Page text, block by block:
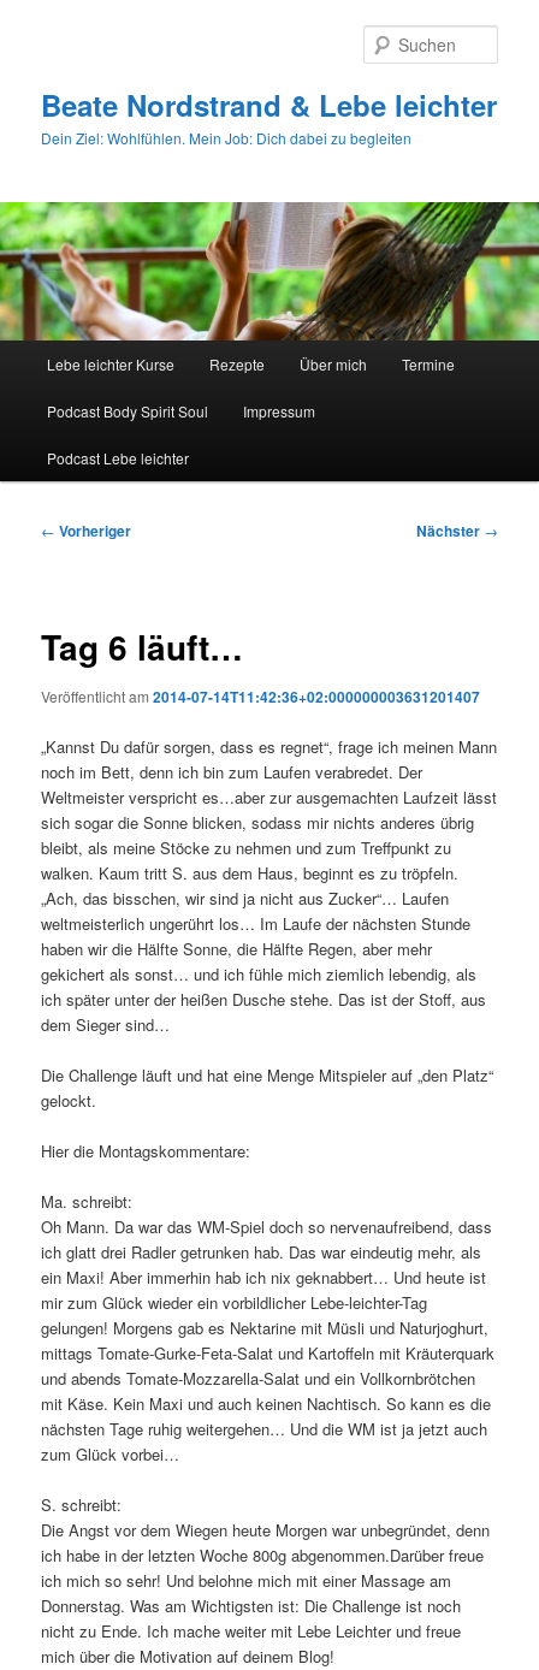
Beate Nordstrand & Lebe leichter
Dein Ziel: Wohlfühlen. Mein Job: Dich dabei zu begleiten
Lebe leichter Kurse Rezepte Über mich Termine
Podcast Body Spirit Soul Impressum
Podcast Lebe leichter
Beitragsnavigation
← Vorheriger Nächster →
Tag 6 läuft…
Veröffentlicht am2014-07-14T11:42:36+02:000000003631201407
„Kannst Du dafür sorgen, dass es regnet“, frage ich meinen Mann
noch im Bett, denn ich bin zum Laufen verabredet. Der
Weltmeister verspricht es…aber zur ausgemachten Laufzeit lässt
sich sogar die Sonne blicken, sodass mir nichts anderes übrig
bleibt, als meine Stöcke zu nehmen und zum Treffpunkt zu
walken. Kaum tritt S. aus dem Haus, beginnt es zu tröpfeln.
„Ach, das bisschen, wir sind ja nicht aus Zucker“… Laufen
weltmeisterlich ungerührt los… Im Laufe der nächsten Stunde
haben wir die Hälfte Sonne, die Hälfte Regen, aber mehr
gekichert als sonst… und ich fühle mich ziemlich lebendig, als
ich später unter der heißen Dusche stehe. Das ist der Stoff, aus
dem Sieger sind…
Die Challenge läuft und hat eine Menge Mitspieler auf „den Platz“
gelockt.
Hier die Montagskommentare:
Ma. schreibt:
Oh Mann. Da war das WM-Spiel doch so nervenaufreibend, dass
ich glatt drei Radler getrunken hab. Das war eindeutig mehr, als
ein Maxi! Aber immerhin hab ich nix geknabbert… Und heute ist
mir zum Glück wieder ein vorbildlicher Lebe-leichter-Tag
gelungen! Morgens gab es Nektarine mit Müsli und Naturjoghurt,
mittags Tomate-Gurke-Feta-Salat und Kartoffeln mit Kräuterquark
und abends Tomate-Mozzarella-Salat und ein Vollkornbrötchen
mit Käse. Kein Maxi und auch keinen Nachtisch. So kann es die
nächsten Tage ruhig weitergehen… Und die WM ist ja jetzt auch
zum Glück vorbei…
S. schreibt:
Die Angst vor dem Wiegen heute Morgen war unbegründet, denn
ich habe in der letzten Woche 800g abgenommen.Darüber freue
ich mich so sehr! Und belohne mich mit einer Massage am
Donnerstag. Was am Wichtigsten ist: Die Challenge ist noch
nicht zu Ende. Ich mache weiter mit Lebe Leichter und freue
mich über die Motivation auf deinem Blog!